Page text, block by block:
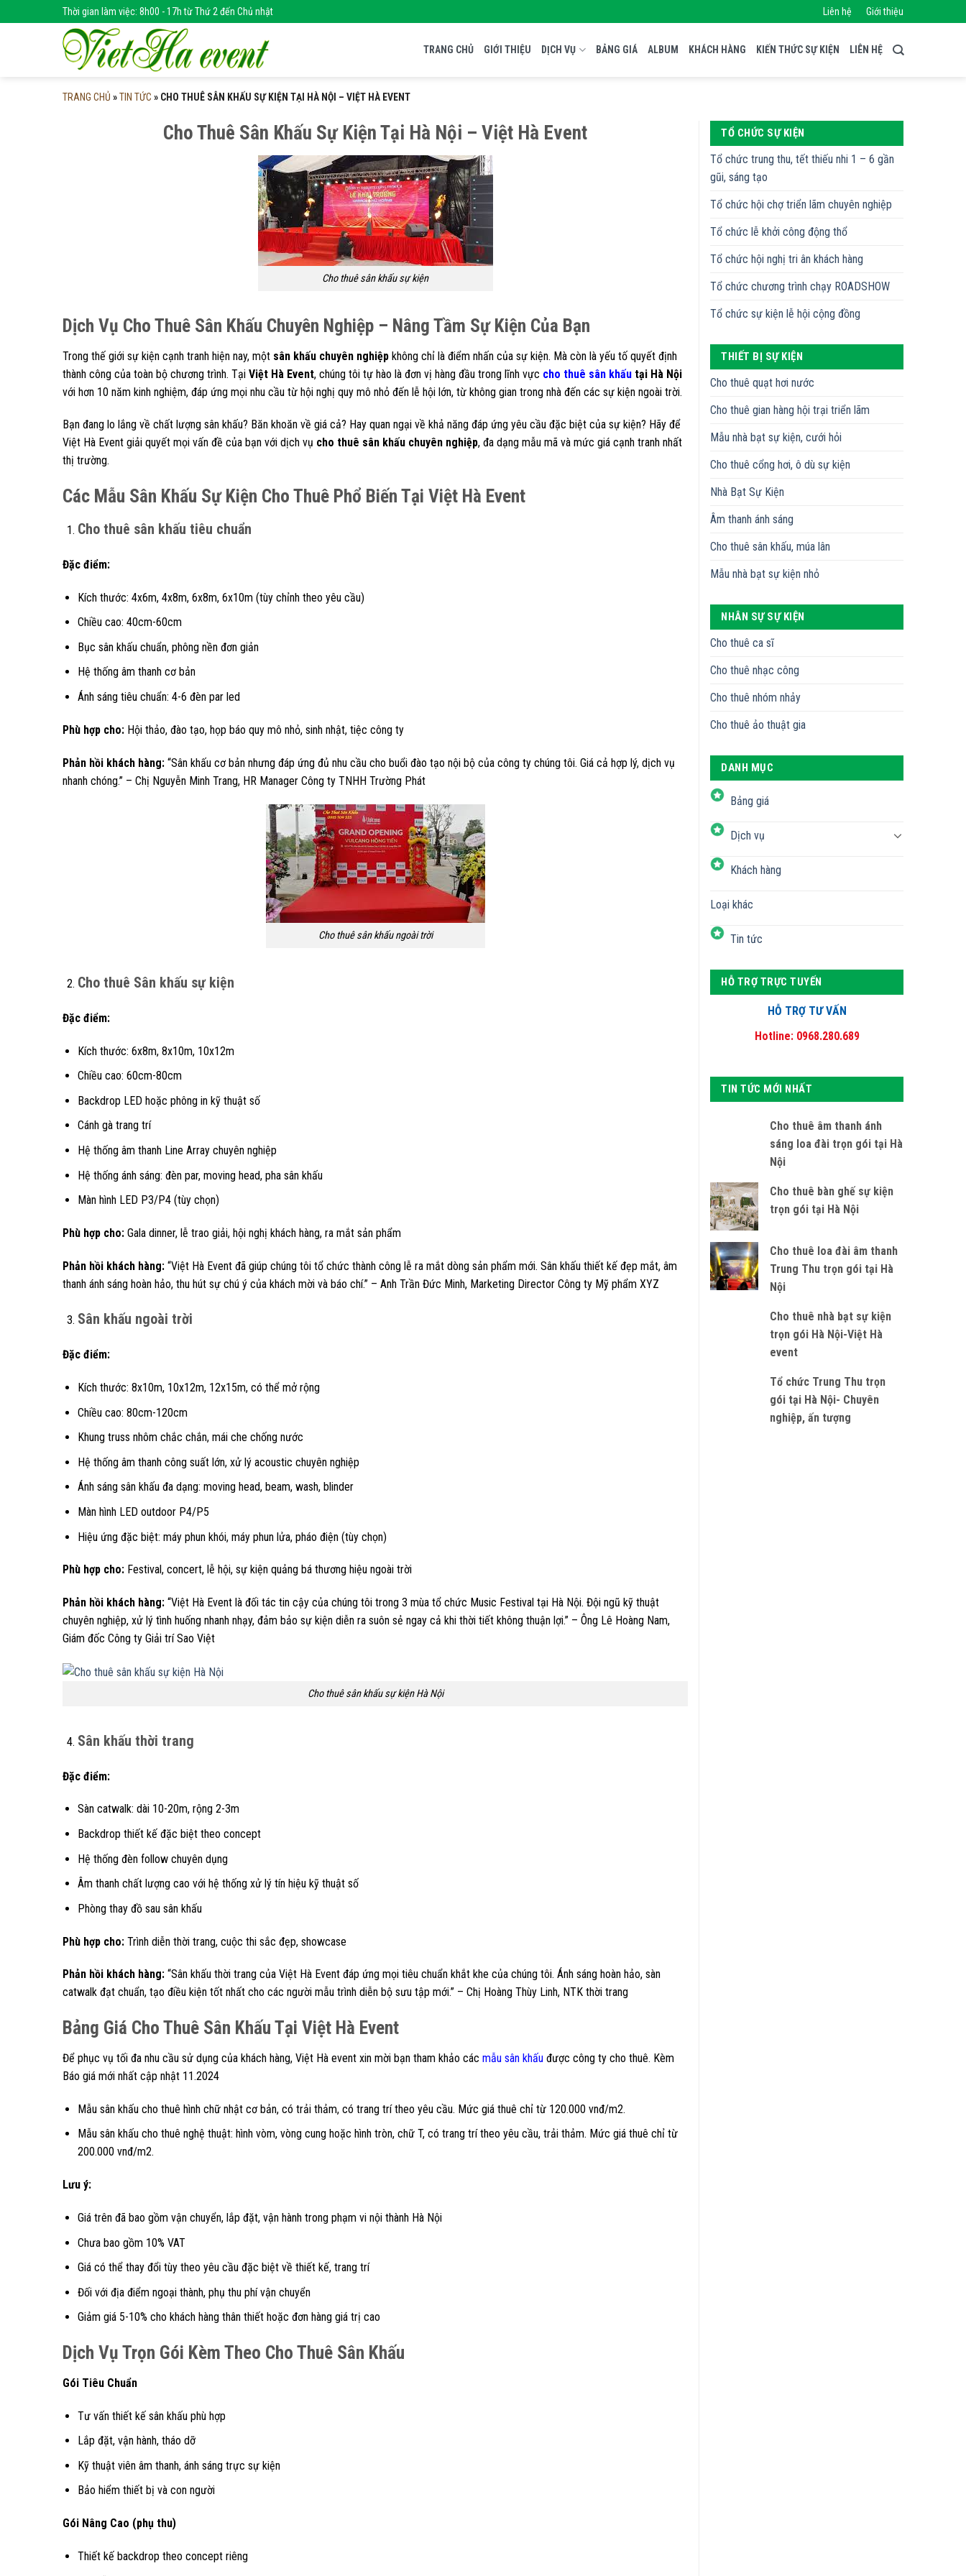
to
Thời gian làm việc: 8h00 - 17h từ Thứ 2 đến Chủ nhật Liên hệ Giới thiệu
TRANG CHỦ GIỚI THIỆU DỊCH VỤ BẢNG GIÁ ALBUM KHÁCH HÀNG KIẾN THỨC SỰ KIỆN LIÊN HỆ
TRANG CHỦ »TIN TỨC » CHO THUÊ SÂN KHẤU SỰ KIỆN TẠI HÀ NỘI – VIỆT HÀ EVENT
Cho Thuê Sân Khấu Sự Kiện Tại Hà Nội – Việt Hà Event
Cho thuê sân khấu sự kiện
Dịch Vụ Cho Thuê Sân Khấu Chuyên Nghiệp – Nâng Tầm Sự Kiện Của Bạn
Trong thế giới sự kiện cạnh tranh hiện nay, một sân khấu chuyên nghiệp không chỉ là điểm nhấn của sự kiện. Mà còn là yếu tố quyết định
thành công của toàn bộ chương trình. Tại Việt Hà Event, chúng tôi tự hào là đơn vị hàng đầu trong lĩnh vực cho thuê sân khấu tại Hà Nội
với hơn 10 năm kinh nghiệm, đáp ứng mọi nhu cầu từ hội nghị quy mô nhỏ đến lễ hội lớn, từ không gian trong nhà đến các sự kiện ngoài trời.
Bạn đang lo lắng về chất lượng sân khấu? Băn khoăn về giá cả? Hay quan ngại về khả năng đáp ứng yêu cầu đặc biệt của sự kiện? Hãy để
Việt Hà Event giải quyết mọi vấn đề của bạn với dịch vụ cho thuê sân khấu chuyên nghiệp, đa dạng mẫu mã và mức giá cạnh tranh nhất
thị trường.
Các Mẫu Sân Khấu Sự Kiện Cho Thuê Phổ Biến Tại Việt Hà Event
Cho thuê sân khấu tiêu chuẩn
Đặc điểm:
Kích thước: 4x6m, 4x8m, 6x8m, 6x10m (tùy chỉnh theo yêu cầu)
Chiều cao: 40cm-60cm
Bục sân khấu chuẩn, phông nền đơn giản
Hệ thống âm thanh cơ bản
Ánh sáng tiêu chuẩn: 4-6 đèn par led
Phù hợp cho: Hội thảo, đào tạo, họp báo quy mô nhỏ, sinh nhật, tiệc công ty
Phản hồi khách hàng: “Sân khấu cơ bản nhưng đáp ứng đủ nhu cầu cho buổi đào tạo nội bộ của công ty chúng tôi. Giá cả hợp lý, dịch vụ
nhanh chóng.” – Chị Nguyễn Minh Trang, HR Manager Công ty TNHH Trường Phát
Cho thuê sân khấu ngoài trời
Cho thuê Sân khấu sự kiện
Đặc điểm:
Kích thước: 6x8m, 8x10m, 10x12m
Chiều cao: 60cm-80cm
Backdrop LED hoặc phông in kỹ thuật số
Cánh gà trang trí
Hệ thống âm thanh Line Array chuyên nghiệp
Hệ thống ánh sáng: đèn par, moving head, pha sân khấu
Màn hình LED P3/P4 (tùy chọn)
Phù hợp cho: Gala dinner, lễ trao giải, hội nghị khách hàng, ra mắt sản phẩm
Phản hồi khách hàng: “Việt Hà Event đã giúp chúng tôi tổ chức thành công lễ ra mắt dòng sản phẩm mới. Sân khấu thiết kế đẹp mắt, âm
thanh ánh sáng hoàn hảo, thu hút sự chú ý của khách mời và báo chí.” – Anh Trần Đức Minh, Marketing Director Công ty Mỹ phẩm XYZ
Sân khấu ngoài trời
Đặc điểm:
Kích thước: 8x10m, 10x12m, 12x15m, có thể mở rộng
Chiều cao: 80cm-120cm
Khung truss nhôm chắc chắn, mái che chống nước
Hệ thống âm thanh công suất lớn, xử lý acoustic chuyên nghiệp
Ánh sáng sân khấu đa dạng: moving head, beam, wash, blinder
Màn hình LED outdoor P4/P5
Hiệu ứng đặc biệt: máy phun khói, máy phun lửa, pháo điện (tùy chọn)
Phù hợp cho: Festival, concert, lễ hội, sự kiện quảng bá thương hiệu ngoài trời
Phản hồi khách hàng: “Việt Hà Event là đối tác tin cậy của chúng tôi trong 3 mùa tổ chức Music Festival tại Hà Nội. Đội ngũ kỹ thuật
chuyên nghiệp, xử lý tình huống nhanh nhạy, đảm bảo sự kiện diễn ra suôn sẻ ngay cả khi thời tiết không thuận lợi.” – Ông Lê Hoàng Nam,
Giám đốc Công ty Giải trí Sao Việt
Cho thuê sân khấu sự kiện Hà Nội
Sân khấu thời trang
Đặc điểm:
Sàn catwalk: dài 10-20m, rộng 2-3m
Backdrop thiết kế đặc biệt theo concept
Hệ thống đèn follow chuyên dụng
Âm thanh chất lượng cao với hệ thống xử lý tín hiệu kỹ thuật số
Phòng thay đồ sau sân khấu
Phù hợp cho: Trình diễn thời trang, cuộc thi sắc đẹp, showcase
Phản hồi khách hàng: “Sân khấu thời trang của Việt Hà Event đáp ứng mọi tiêu chuẩn khắt khe của chúng tôi. Ánh sáng hoàn hảo, sàn
catwalk đạt chuẩn, tạo điều kiện tốt nhất cho các người mẫu trình diễn bộ sưu tập mới.” – Chị Hoàng Thùy Linh, NTK thời trang
Bảng Giá Cho Thuê Sân Khấu Tại Việt Hà Event
Để phục vụ tối đa nhu cầu sử dụng của khách hàng, Việt Hà event xin mời bạn tham khảo các mẫu sân khấu được công ty cho thuê. Kèm
Báo giá mới nhất cập nhật 11.2024
Mẫu sân khấu cho thuê hình chữ nhật cơ bản, có trải thảm, có trang trí theo yêu cầu. Mức giá thuê chỉ từ 120.000 vnđ/m2.
Mẫu sân khấu cho thuê nghệ thuật: hình vòm, vòng cung hoặc hình tròn, chữ T, có trang trí theo yêu cầu, trải thảm. Mức giá thuê chỉ từ
200.000 vnđ/m2.
Lưu ý:
Giá trên đã bao gồm vận chuyển, lắp đặt, vận hành trong phạm vi nội thành Hà Nội
Chưa bao gồm 10% VAT
Giá có thể thay đổi tùy theo yêu cầu đặc biệt về thiết kế, trang trí
Đối với địa điểm ngoại thành, phụ thu phí vận chuyển
Giảm giá 5-10% cho khách hàng thân thiết hoặc đơn hàng giá trị cao
Dịch Vụ Trọn Gói Kèm Theo Cho Thuê Sân Khấu
Gói Tiêu Chuẩn
Tư vấn thiết kế sân khấu phù hợp
Lắp đặt, vận hành, tháo dỡ
Kỹ thuật viên âm thanh, ánh sáng trực sự kiện
Bảo hiểm thiết bị và con người
Gói Nâng Cao (phụ thu)
Thiết kế backdrop theo concept riêng
TỔ CHỨC SỰ KIỆN
Tổ chức trung thu, tết thiếu nhi 1 – 6 gần
gũi, sáng tạo
Tổ chức hội chợ triển lãm chuyên nghiệp
Tổ chức lễ khởi công động thổ
Tổ chức hội nghị tri ân khách hàng
Tổ chức chương trình chạy ROADSHOW
Tổ chức sự kiện lễ hội cộng đồng
THIẾT BỊ SỰ KIỆN
Cho thuê quạt hơi nước
Cho thuê gian hàng hội trại triển lãm
Mẫu nhà bạt sự kiện, cưới hỏi
Cho thuê cổng hơi, ô dù sự kiện
Nhà Bạt Sự Kiện
Âm thanh ánh sáng
Cho thuê sân khấu, múa lân
Mẫu nhà bạt sự kiện nhỏ
NHÂN SỰ SỰ KIỆN
Cho thuê ca sĩ
Cho thuê nhạc công
Cho thuê nhóm nhảy
Cho thuê ảo thuật gia
DANH MỤC
Bảng giá
Dịch vụ
Khách hàng
Loại khác
Tin tức
HỖ TRỢ TRỰC TUYẾN
HỖ TRỢ TƯ VẤN
Hotline: 0968.280.689
TIN TỨC MỚI NHẤT
Cho thuê âm thanh ánh
sáng loa đài trọn gói tại Hà
Nội
Cho thuê bàn ghế sự kiện
trọn gói tại Hà Nội
Cho thuê loa đài âm thanh
Trung Thu trọn gói tại Hà
Nội
Cho thuê nhà bạt sự kiện
trọn gói Hà Nội-Việt Hà
event
Tổ chức Trung Thu trọn
gói tại Hà Nội- Chuyên
nghiệp, ấn tượng